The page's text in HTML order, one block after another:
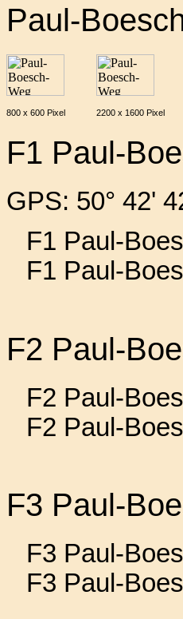
Paul-
800 x 600 Pixel 2200 x 1600 Pixel
F1 Paul-
GPS: 50° 42'
F1 Paul-
F1 Paul-
F2 Paul-
F2 Paul-
F2 Paul-
F3 Paul-
F3 Paul-
F3 Paul-